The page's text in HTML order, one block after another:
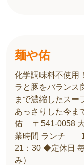
麺や佑
化学調味料不使用
ラと豚をバランス
まで濃縮したスー
あっさりした今ま
佑 〒541-0058
業時間 ランチ
21：30 ◆定休日
み）